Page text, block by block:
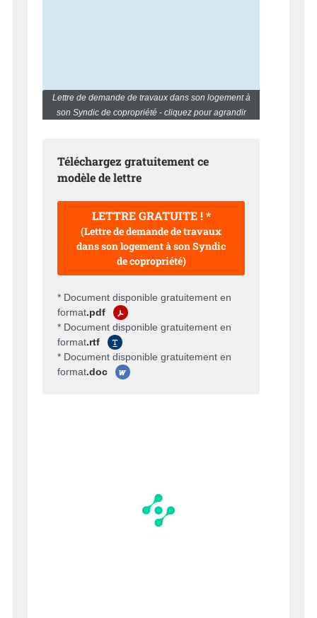
Lettre de demande de travaux dans son logement à
son Syndic de copropriété - cliquez pour agrandir
Téléchargez gratuitement ce
modèle de lettre
LETTRE GRATUITE ! *
(Lettre de demande de travaux
dans son logement à son Syndic
de copropriété)
* Document disponible gratuitement en
format.pdf
* Document disponible gratuitement en
format.rtf
* Document disponible gratuitement en
format.doc